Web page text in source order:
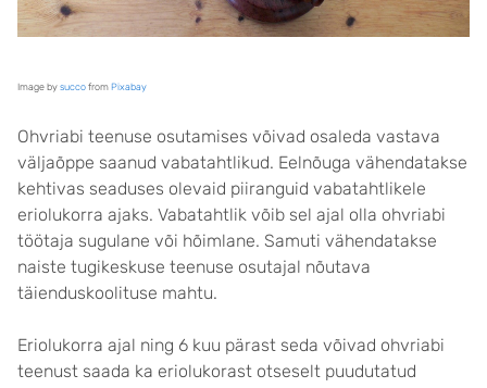
Image by succo from Pixabay
Ohvriabi teenuse osutamises võivad osaleda vastava
väljaõppe saanud vabatahtlikud. Eelnõuga vähendatakse
kehtivas seaduses olevaid piiranguid vabatahtlikele
eriolukorra ajaks. Vabatahtlik võib sel ajal olla ohvriabi
töötaja sugulane või hõimlane. Samuti vähendatakse
naiste tugikeskuse teenuse osutajal nõutava
täienduskoolituse mahtu.
Eriolukorra ajal ning 6 kuu pärast seda võivad ohvriabi
teenust saada ka eriolukorast otseselt puudutatud